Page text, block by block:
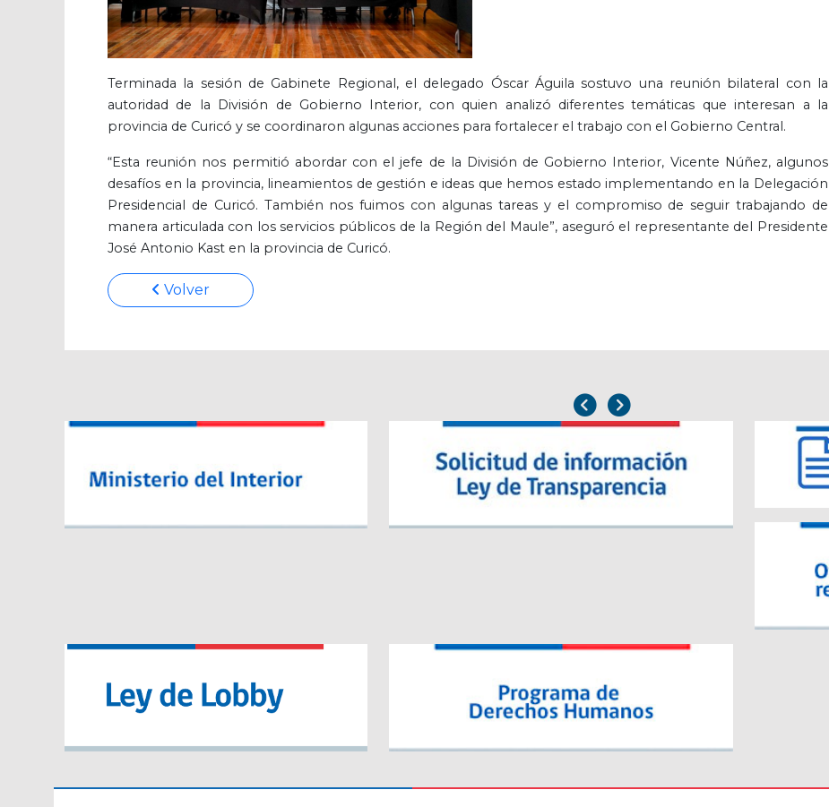
Terminada la sesión de Gabinete Regional, el delegado Óscar Águila sostuvo una reunión bilateral con la
autoridad de la División de Gobierno Interior, con quien analizó diferentes temáticas que interesan a la
provincia de Curicó y se coordinaron algunas acciones para fortalecer el trabajo con el Gobierno Central.
“Esta reunión nos permitió abordar con el jefe de la División de Gobierno Interior, Vicente Núñez, algunos
desafíos en la provincia, lineamientos de gestión e ideas que hemos estado implementando en la Delegación
Presidencial de Curicó. También nos fuimos con algunas tareas y el compromiso de seguir trabajando de
manera articulada con los servicios públicos de la Región del Maule”, aseguró el representante del Presidente
José Antonio Kast en la provincia de Curicó.
Volver